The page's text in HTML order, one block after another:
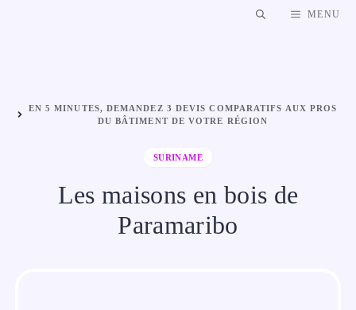
MENU
EN 5 MINUTES, DEMANDEZ 3 DEVIS COMPARATIFS AUX PROS
DU BÂTIMENT DE VOTRE RÉGION
SURINAME
Les maisons en bois de
Paramaribo